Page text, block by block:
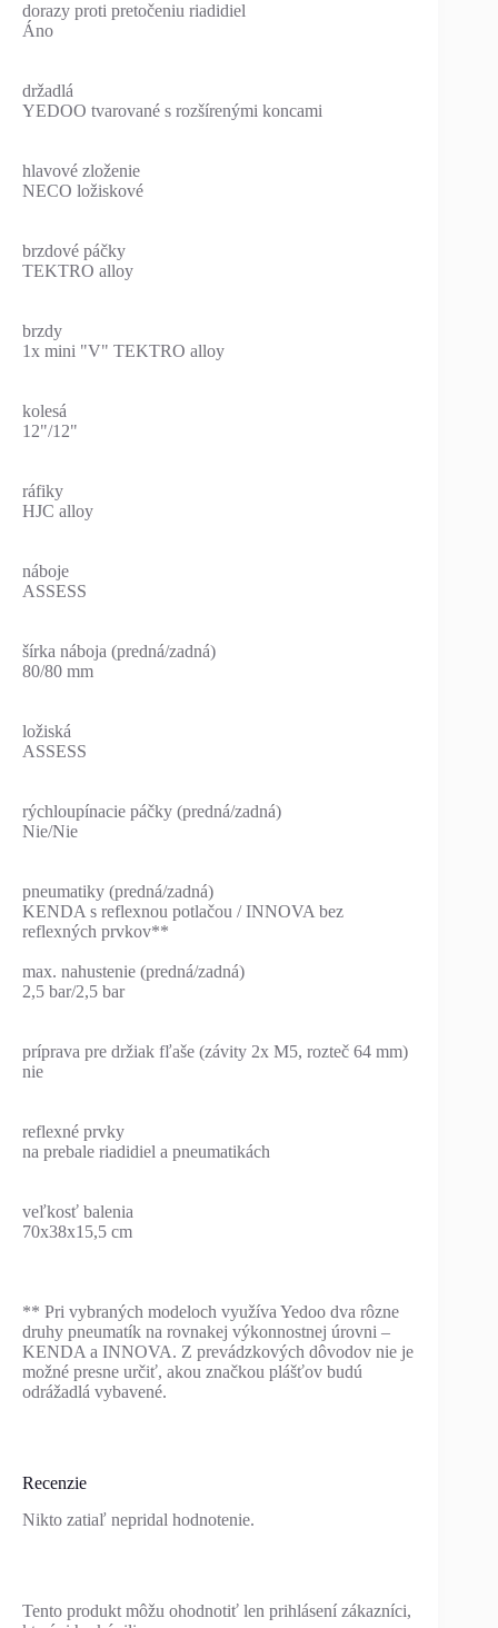
dorazy proti pretočeniu riadidiel
Áno
držadlá
YEDOO tvarované s rozšírenými koncami
hlavové zloženie
NECO ložiskové
brzdové páčky
TEKTRO alloy
brzdy
1x mini "V" TEKTRO alloy
kolesá
12"/12"
ráfiky
HJC alloy
náboje
ASSESS
šírka náboja (predná/zadná)
80/80 mm
ložiská
ASSESS
rýchloupínacie páčky (predná/zadná)
Nie/Nie
pneumatiky (predná/zadná)
KENDA s reflexnou potlačou / INNOVA bez
reflexných prvkov**
max. nahustenie (predná/zadná)
2,5 bar/2,5 bar
príprava pre držiak fľaše (závity 2x M5, rozteč 64 mm)
nie
reflexné prvky
na prebale riadidiel a pneumatikách
veľkosť balenia
70x38x15,5 cm
** Pri vybraných modeloch využíva Yedoo dva rôzne
druhy pneumatík na rovnakej výkonnostnej úrovni –
KENDA a INNOVA. Z prevádzkových dôvodov nie je
možné presne určiť, akou značkou plášťov budú
odrážadlá vybavené.
Recenzie
Nikto zatiaľ nepridal hodnotenie.
Tento produkt môžu ohodnotiť len prihlásení zákazníci,